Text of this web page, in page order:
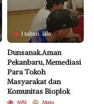
1 tahun lalu
Dunsanak.Aman
Pekanbaru, Memediasi
Para Tokoh
Masyarakat dan
Komunitas Bioplok